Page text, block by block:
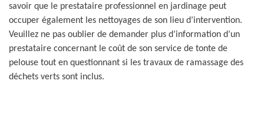
savoir que le prestataire professionnel en jardinage peut
occuper également les nettoyages de son lieu d’intervention.
Veuillez ne pas oublier de demander plus d’information d’un
prestataire concernant le coût de son service de tonte de
pelouse tout en questionnant si les travaux de ramassage des
déchets verts sont inclus.